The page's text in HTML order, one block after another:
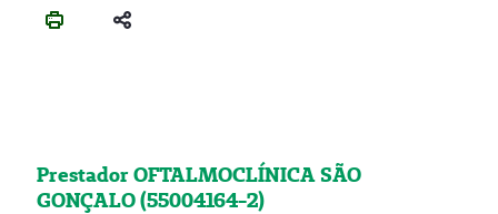
Prestador OFTALMOCLÍNICA SÃO
GONÇALO (55004164-2)